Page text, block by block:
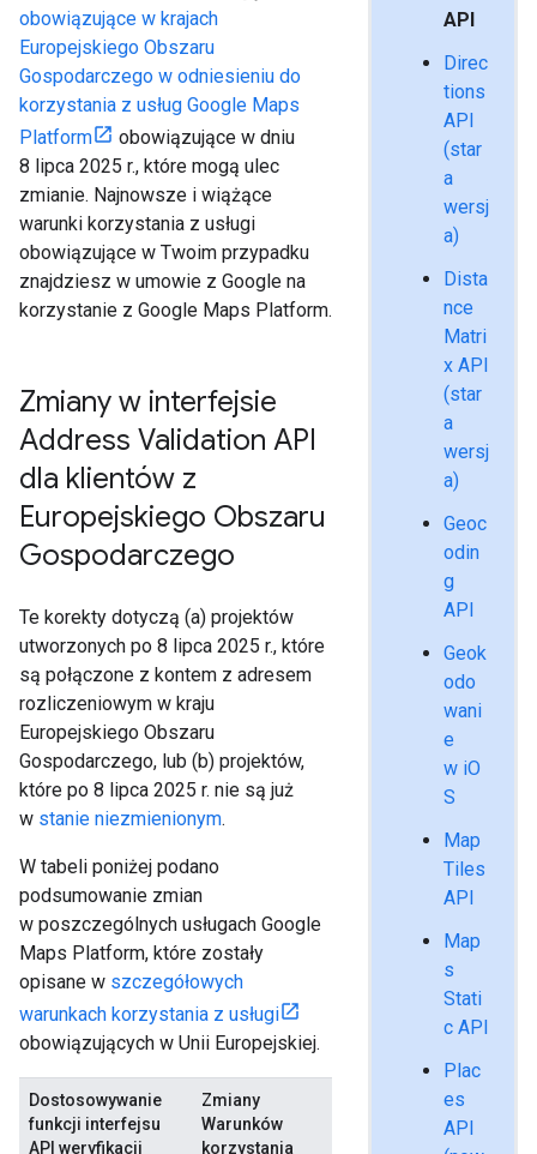
API
Direc
tions
API
(star
a
wersj
a)
Dista
nce
Matri
x API
(star
a
wersj
a)
Geoc
odin
g
API
Geok
odo
wani
e
w iO
S
Map
Tiles
API
Map
s
Stati
c API
Plac
es
API
obowiązujące w krajach
Europejskiego Obszaru
Gospodarczego w odniesieniu do
korzystania z usług Google Maps
Platform
obowiązujące w dniu
8 lipca 2025 r., które mogą ulec
zmianie. Najnowsze i wiążące
warunki korzystania z usługi
obowiązujące w Twoim przypadku
znajdziesz w umowie z Google na
korzystanie z Google Maps Platform.
Zmiany w interfejsie
Address Validation API
dla klientów z
Europejskiego Obszaru
Gospodarczego
Te korekty dotyczą (a) projektów
utworzonych po 8 lipca 2025 r., które
są połączone z kontem z adresem
rozliczeniowym w kraju
Europejskiego Obszaru
Gospodarczego, lub (b) projektów,
które po 8 lipca 2025 r. nie są już
w stanie niezmienionym.
W tabeli poniżej podano
podsumowanie zmian
w poszczególnych usługach Google
Maps Platform, które zostały
opisane w szczegółowych
warunkach korzystania z usługi
obowiązujących w Unii Europejskiej.
Dostosowywanie
funkcji interfejsu
API weryfikacji
Zmiany
Warunków
korzystania